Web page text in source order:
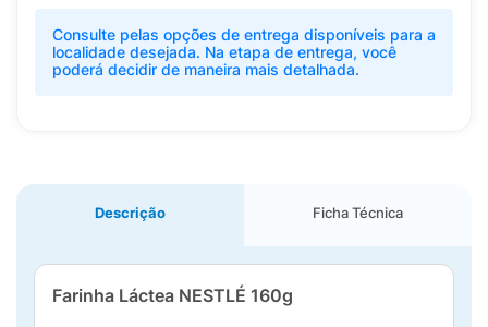
Consulte pelas opções de entrega disponíveis para a
localidade desejada. Na etapa de entrega, você
poderá decidir de maneira mais detalhada.
Descrição Ficha Técnica
Farinha Láctea NESTLÉ 160g